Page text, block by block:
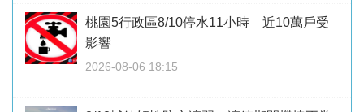
桃園5行政區8/10停水11小時 近10萬戶受
影響
2026-08-06 18:15